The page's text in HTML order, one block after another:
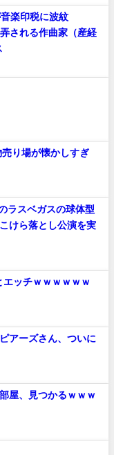
音楽印税に波紋
される作曲家（産経
売り場が懐かしすぎ
ラスベガスの球体型
けら落とし公演を実
エッチｗｗｗｗｗｗ
アーズさん、ついに
屋、見つかるｗｗｗ